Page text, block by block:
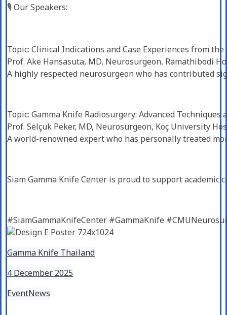
🎙️ Our Speakers:
Topic: Clinical Indications and Case Experiences from the
Prof. Ake Hansasuta, MD, Neurosurgeon, Ramathibodi
A highly respected neurosurgeon who has contributed
Topic: Gamma Knife Radiosurgery: Advanced
Prof. Selçuk Peker, MD, Neurosurgeon, Koç University
A world-renowned expert who has personally treated
Siam Gamma Knife Center is proud to support
#SiamGammaKnifeCenter #GammaKnife
Gamma Knife Thailand
4 December 2025
EventNews